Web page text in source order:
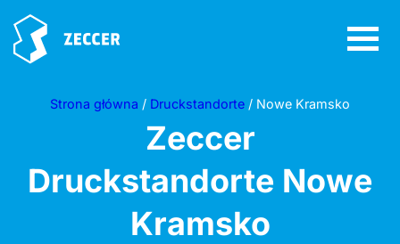
Strona główna / Druckstandorte / Nowe Kramsko
Zeccer
Druckstandorte Nowe
Kramsko